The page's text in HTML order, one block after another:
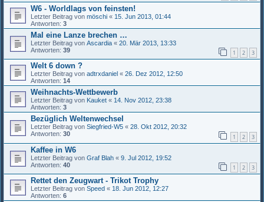
W6 - Worldlags von feinsten!
Letzter Beitrag von möschi « 15. Jun 2013, 01:44
Antworten: 3
Mal eine Lanze brechen …
Letzter Beitrag von Ascardia « 20. Mär 2013, 13:33
Antworten: 39 1 2 3
Welt 6 down ?
Letzter Beitrag von adtrxdaniel « 26. Dez 2012, 12:50
Antworten: 14
Weihnachts-Wettbewerb
Letzter Beitrag von Kauket « 14. Nov 2012, 23:38
Antworten: 3
Bezüglich Weltenwechsel
Letzter Beitrag von Siegfried-W5 « 28. Okt 2012, 20:32
Antworten: 30 1 2 3
Kaffee in W6
Letzter Beitrag von Graf Blah « 9. Jul 2012, 19:52
Antworten: 40 1 2 3
Rettet den Zeugwart - Trikot Trophy
Letzter Beitrag von Speed « 18. Jun 2012, 12:27
Antworten: 6